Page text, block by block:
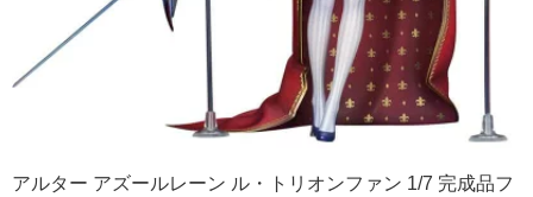
アルター アズールレーン ル・トリオンファン 1/7 完成品フ